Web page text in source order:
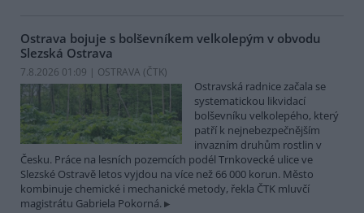
Ostrava bojuje s bolševníkem velkolepým v obvodu
Slezská Ostrava
7.8.2026 01:09 | OSTRAVA (ČTK)
Ostravská radnice začala se
systematickou likvidací
bolševníku velkolepého, který
patří k nejnebezpečnějším
invazním druhům rostlin v
Česku. Práce na lesních pozemcích podél Trnkovecké ulice ve
Slezské Ostravě letos vyjdou na více než 66 000 korun. Město
kombinuje chemické i mechanické metody, řekla ČTK mluvčí
magistrátu Gabriela Pokorná.